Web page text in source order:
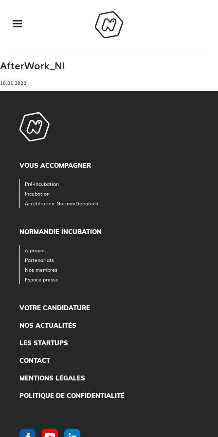
AfterWork_NI
18.01.2022
VOUS ACCOMPAGNER
Pré-incubation
Incubation
Accélérateur NormanDeeptech
NORMANDIE INCUBATION
A propos
Partenariats
Nos membres
Espace presse
VOTRE CANDIDATURE
NOS ACTUALITÉS
LES STARTUPS
CONTACT
MENTIONS LÉGALES
POLITIQUE DE CONFIDENTIALITÉ